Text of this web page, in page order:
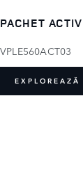
PACHET
VPLE560ACT03
EXPLOREAZĂ